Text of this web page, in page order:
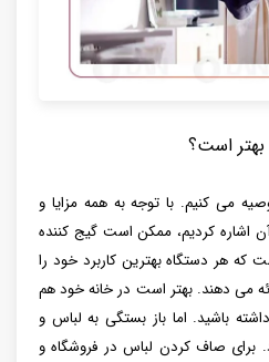
بهتر است؟
می کنیم. با توجه به همه مزایا و
اشاره کردیم، ممکن است گیج کننده
که هر دستگاه بهترین کاربرد خود را
می دهند. بهتر است در خانه خود هم
باشید. اما باز بستگی به لباس و
برای صاف کردن لباس در فروشگاه و